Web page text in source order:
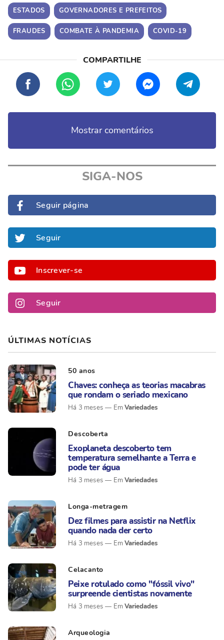
ESTADOS GOVERNADORES E PREFEITOS
FRAUDES COMBATE À PANDEMIA COVID-19
Mostrar comentários
SIGA-NOS
Seguir página
Seguir
Inscrever-se
Seguir
ÚLTIMAS NOTÍCIAS
50 anos
Chaves: conheça as teorias macabras
que rondam o seriado mexicano
Há 3 meses Variedades
Descoberta
Exoplaneta descoberto tem
temperatura semelhante a Terra e
pode ter água
Há 3 meses Variedades
Longa-metragem
Dez filmes para assistir na Netflix
quando nada der certo
Há 3 meses Variedades
Celacanto
Peixe rotulado como "fóssil vivo"
surpreende cientistas novamente
Há 3 meses Variedades
Arqueologia